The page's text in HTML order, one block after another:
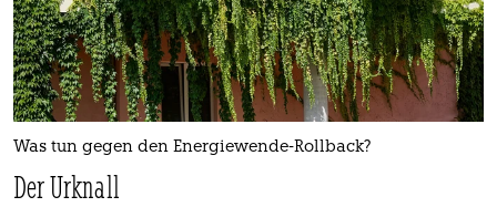
Was tun gegen den Energiewende-Rollback?
Der Urknall